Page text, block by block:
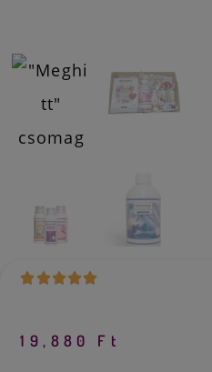
19,880 Ft